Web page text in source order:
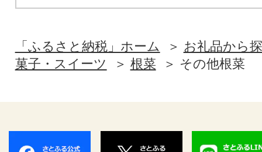
「ふるさと納税」ホーム
お礼品から
菓子・スイーツ
根菜 その他根菜